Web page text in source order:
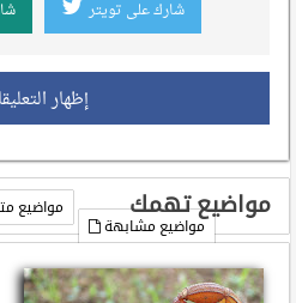
شارك على تويتر
إظهار
مواضيع تهمك
مواضيع
مواضيع مشابهة